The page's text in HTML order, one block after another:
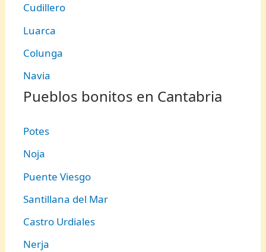
Cudillero
Luarca
Colunga
Navia
Pueblos bonitos en Cantabria
Potes
Noja
Puente Viesgo
Santillana del Mar
Castro Urdiales
Nerja